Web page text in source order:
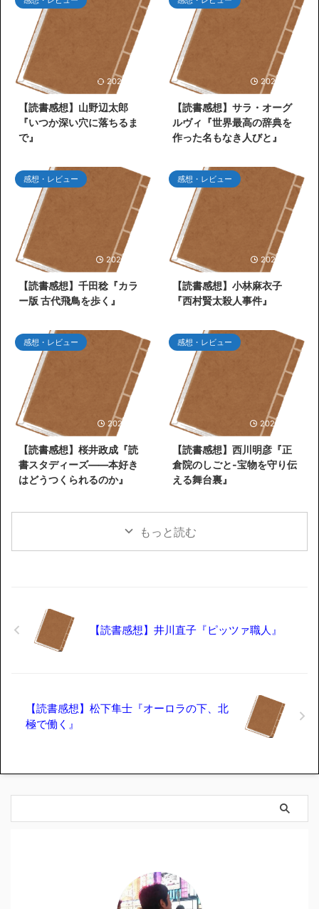
2026/7/26
【読書感想】山野辺太郎
『いつか深い穴に落ちるま
で』
2026/7/25
【読書感想】サラ・オーグ
ルヴィ『世界最高の辞典を
作った名もなき人びと』
感想・レビュー
2026/6/30
【読書感想】千田稔『カラ
ー版 古代飛鳥を歩く』
感想・レビュー
2026/6/27
【読書感想】小林麻衣子
『西村賢太殺人事件』
感想・レビュー
2026/5/31
【読書感想】桜井政成『読
書スタディーズ――本好き
はどうつくられるのか』
感想・レビュー
2026/5/26
【読書感想】西川明彦『正
倉院のしごと-宝物を守り伝
える舞台裏』
もっと読む
【読書感想】井川直子『ピッツァ職人』
【読書感想】松下隼士『オーロラの下、北
極で働く』